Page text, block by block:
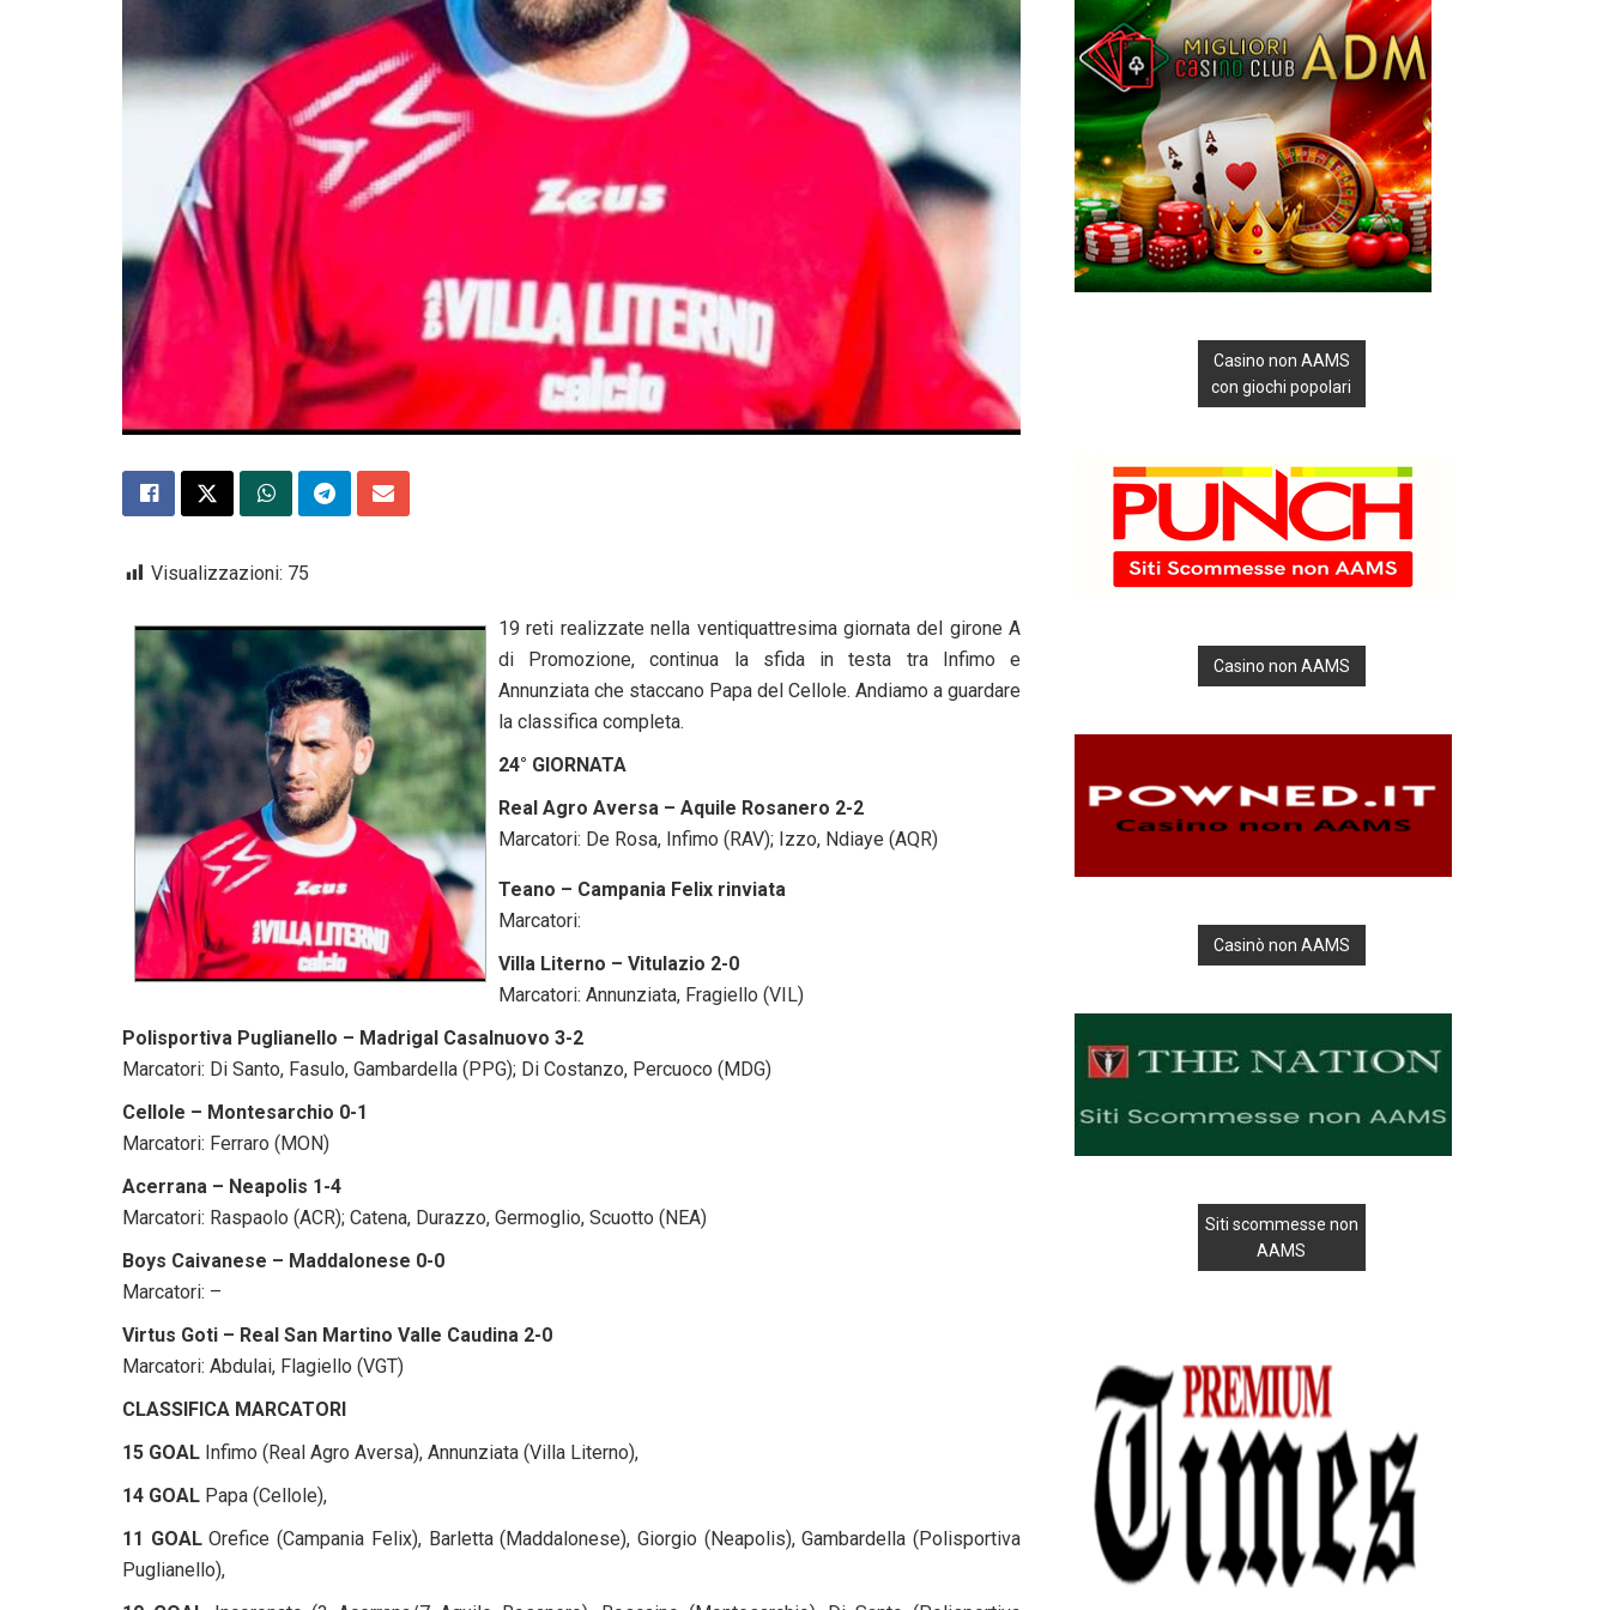
Visualizzazioni: 75
19 reti realizzate nella ventiquattresima giornata del girone A
di Promozione, continua la sfida in testa tra Infimo e
Annunziata che staccano Papa del Cellole. Andiamo a guardare
la classifica completa.
24° GIORNATA
Real Agro Aversa – Aquile Rosanero 2-2
Marcatori: De Rosa, Infimo (RAV); Izzo, Ndiaye (AQR)
Teano – Campania Felix rinviata
Marcatori:
Villa Literno – Vitulazio 2-0
Marcatori: Annunziata, Fragiello (VIL)
Polisportiva Puglianello – Madrigal Casalnuovo 3-2
Marcatori: Di Santo, Fasulo, Gambardella (PPG); Di Costanzo, Percuoco (MDG)
Cellole – Montesarchio 0-1
Marcatori: Ferraro (MON)
Acerrana – Neapolis 1-4
Marcatori: Raspaolo (ACR); Catena, Durazzo, Germoglio, Scuotto (NEA)
Boys Caivanese – Maddalonese 0-0
Marcatori: –
Virtus Goti – Real San Martino Valle Caudina 2-0
Marcatori: Abdulai, Flagiello (VGT)
CLASSIFICA MARCATORI
15 GOAL Infimo (Real Agro Aversa), Annunziata (Villa Literno),
14 GOAL Papa (Cellole),
11 GOALOrefice (Campania Felix), Barletta (Maddalonese), Giorgio (Neapolis), Gambardella (Polisportiva
Puglianello),
Casino non AAMS
con giochi popolari
Casino non AAMS
Casinò non AAMS
Siti scommesse non
AAMS